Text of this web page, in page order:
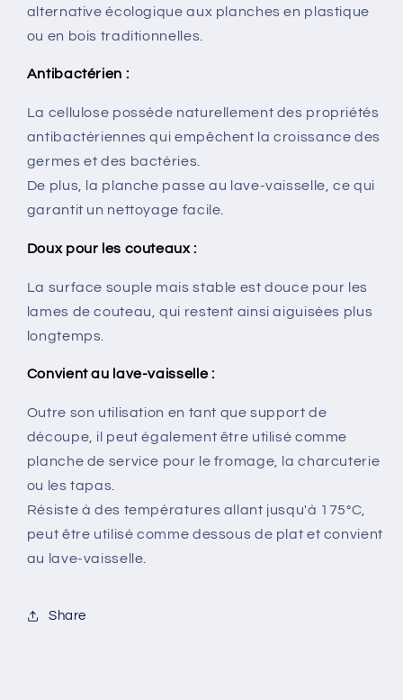
alternative écologique aux planches en plastique
ou en bois traditionnelles.
Antibactérien :
La cellulose possède naturellement des propriétés
antibactériennes qui empêchent la croissance des
germes et des bactéries.
De plus, la planche passe au lave-vaisselle, ce qui
garantit un nettoyage facile.
Doux pour les couteaux :
La surface souple mais stable est douce pour les
lames de couteau, qui restent ainsi aiguisées plus
longtemps.
Convient au lave-vaisselle :
Outre son utilisation en tant que support de
découpe, il peut également être utilisé comme
planche de service pour le fromage, la charcuterie
ou les tapas.
Résiste à des températures allant jusqu'à 175°C,
peut être utilisé comme dessous de plat et convient
au lave-vaisselle.
Share